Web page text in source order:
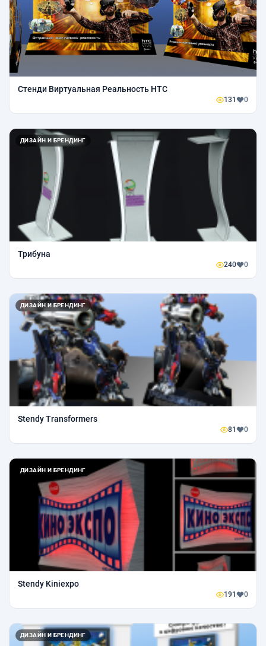
Стенди Виртуальная Реальность HTC
131 0
ДИЗАЙН И БРЕНДИНГ
Трибуна
240 0
ДИЗАЙН И БРЕНДИНГ
Stendy Transformers
81 0
ДИЗАЙН И БРЕНДИНГ
Stendy Kiniexpo
191 0
ДИЗАЙН И БРЕНДИНГ